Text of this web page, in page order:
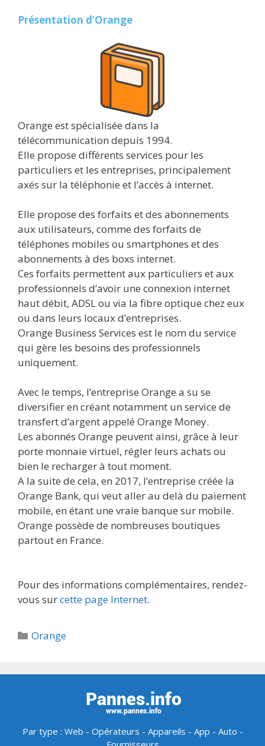
Présentation d’Orange
Orange est spécialisée dans la
télécommunication depuis 1994.
Elle propose différents services pour les
particuliers et les entreprises, principalement
axés sur la téléphonie et l’accès à internet.
Elle propose des forfaits et des abonnements
aux utilisateurs, comme des forfaits de
téléphones mobiles ou smartphones et des
abonnements à des boxs internet.
Ces forfaits permettent aux particuliers et aux
professionnels d’avoir une connexion internet
haut débit, ADSL ou via la fibre optique chez eux
ou dans leurs locaux d’entreprises.
Orange Business Services est le nom du service
qui gère les besoins des professionnels
uniquement.
Avec le temps, l’entreprise Orange a su se
diversifier en créant notamment un service de
transfert d’argent appelé Orange Money.
Les abonnés Orange peuvent ainsi, grâce à leur
porte monnaie virtuel, régler leurs achats ou
bien le recharger à tout moment.
A la suite de cela, en 2017, l’entreprise créée la
Orange Bank, qui veut aller au delà du paiement
mobile, en étant une vraie banque sur mobile.
Orange possède de nombreuses boutiques
partout en France.
Pour des informations complémentaires, rendez-
vous surcette page Internet.
Catégories
Orange
Par type : Web - Opérateurs - Appareils - App - Auto -